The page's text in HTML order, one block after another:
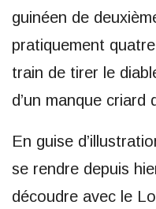
guinéen de
pratiquement
train de tirer le
d’un manque criard
En guise
se rendre depuis
découdre avec le